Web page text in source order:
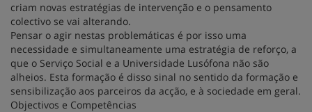
criam novas estratégias de intervenção e o pensamento
colectivo se vai alterando.
Pensar o agir nestas problemáticas é por isso uma
necessidade e simultaneamente uma estratégia de reforço, a
que o Serviço Social e a Universidade Lusófona não são
alheios. Esta formação é disso sinal no sentido da formação e
sensibilização aos parceiros da acção, e à sociedade em geral.
Objectivos e Competências